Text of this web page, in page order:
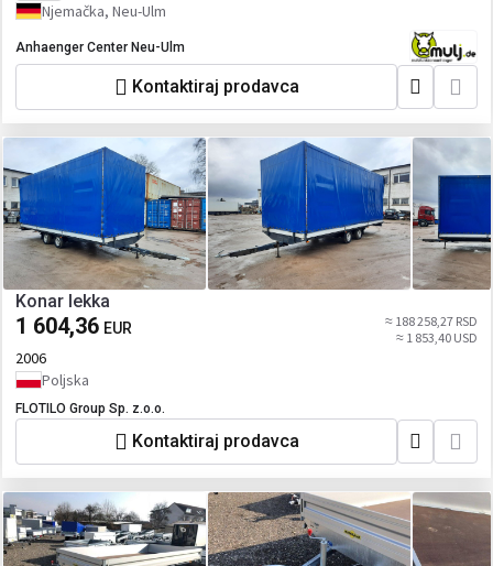
Njemačka, Neu-Ulm
Anhaenger Center Neu-Ulm
Kontaktiraj prodavca
Konar lekka
1 604,36 EUR
≈ 188 258,27 RSD
≈ 1 853,40 USD
2006
Poljska
FLOTILO Group Sp. z.o.o.
Kontaktiraj prodavca